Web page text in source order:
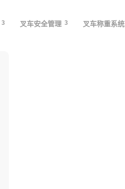
3 叉车安全管理 3 叉车称重系统